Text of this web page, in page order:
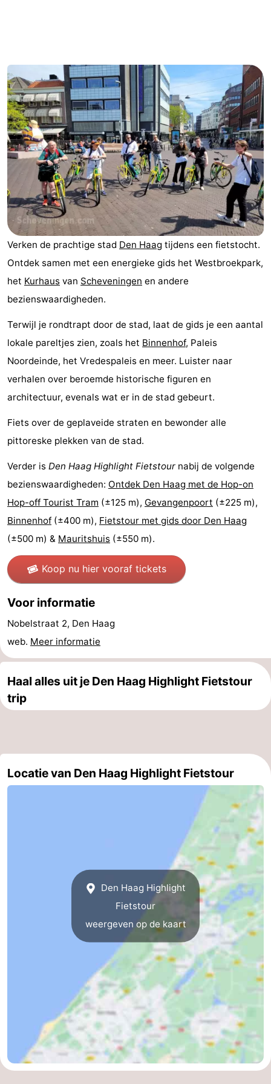
Duinrell
-
Kijkduin
Last
minutes
Strand
Zien
&
doen
Bezienswaardigheden
-
Musea
-
Monumenten
-
Uitkijkpunten
Attracties
Rondvaarten
-
Amusement
Speeltuinen
-
Binnenspeeltuinen
Dorpen
Steden
Rondleidingen
Sporten
-
Fietsen
-
Wandelen
Surfen
Eten
drinken
Praktisch
-
Alkmaar
Verken de prachtige stad Den Haag tijdens een fietstocht.
Ontdek samen met een energieke gids het Westbroekpark,
het Kurhaus van Scheveningen en andere
bezienswaardigheden.
Terwijl je rondtrapt door de stad, laat de gids je een aantal
lokale pareltjes zien, zoals het Binnenhof, Paleis
Noordeinde, het Vredespaleis en meer. Luister naar
verhalen over beroemde historische figuren en
architectuur, evenals wat er in de stad gebeurt.
Fiets over de geplaveide straten en bewonder alle
pittoreske plekken van de stad.
Verder is Den Haag Highlight Fietstour nabij de volgende
bezienswaardigheden: Ontdek Den Haag met de Hop-on
Hop-off Tourist Tram (±125 m), Gevangenpoort (±225 m),
Binnenhof (±400 m), Fietstour met gids door Den Haag
(±500 m) & Mauritshuis (±550 m).
Koop nu hier vooraf tickets
Voor informatie
Nobelstraat 2, Den Haag
web. Meer informatie
Haal alles uit je Den Haag Highlight Fietstour
trip
Locatie van Den Haag Highlight Fietstour
Den Haag Highlight
Fietstour
weergeven op de kaart